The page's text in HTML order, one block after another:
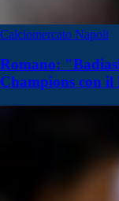
Calciomercato Napoli
Romano:
Champions con